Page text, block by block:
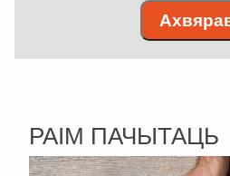
РАІМ ПАЧЫТАЦЬ